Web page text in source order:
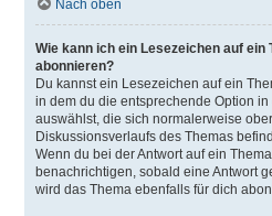
Nach oben
Wie kann ich ein Lesezeichen auf ein
abonnieren?
Du kannst ein Lesezeichen auf ein
in dem du die entsprechende Option in
auswählst, die sich normalerweise
Diskussionsverlaufs des Themas
Wenn du bei der Antwort auf ein
benachrichtigen, sobald eine Antwort
wird das Thema ebenfalls für dich